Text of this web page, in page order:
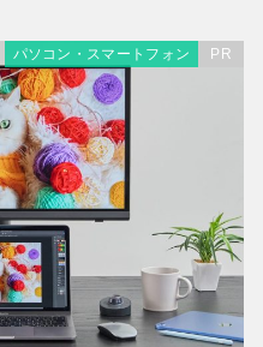
パソコン・スマートフォン PR